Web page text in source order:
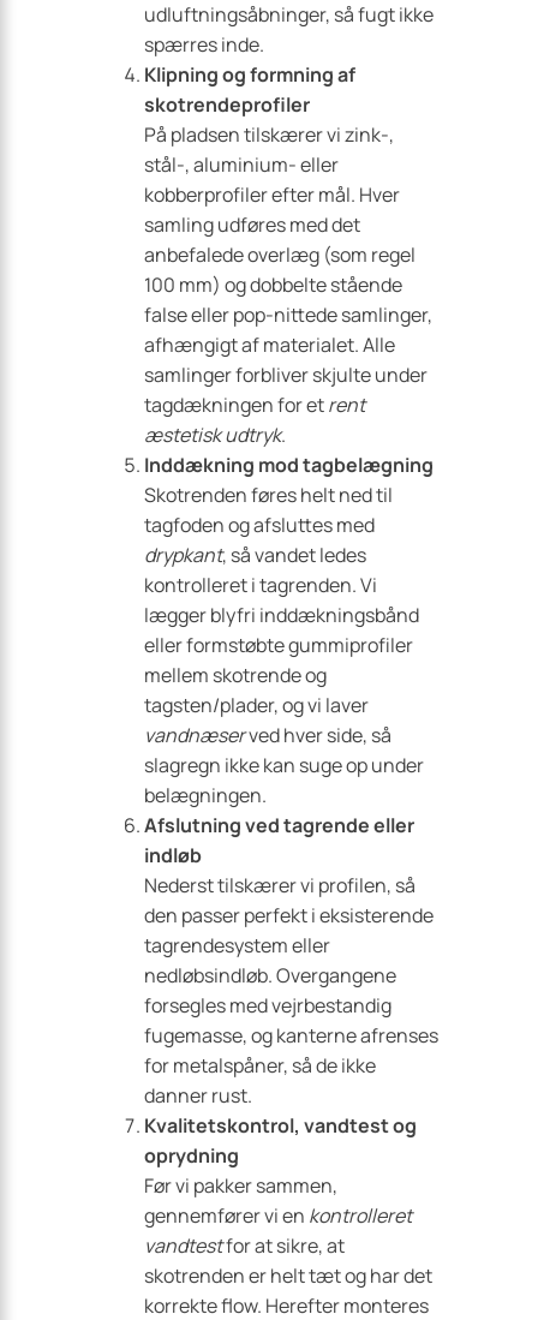
udluftningsåbninger, så fugt ikke
spærres inde.
Klipning og formning af
skotrendeprofiler
På pladsen tilskærer vi zink-,
stål-, aluminium- eller
kobberprofiler efter mål. Hver
samling udføres med det
anbefalede overlæg (som regel
100 mm) og dobbelte stående
false eller pop-nittede samlinger,
afhængigt af materialet. Alle
samlinger forbliver skjulte under
tagdækningen for etrent
æstetisk udtryk.
Inddækning mod tagbelægning
Skotrenden føres helt ned til
tagfoden og afsluttes med
drypkant, så vandet ledes
kontrolleret i tagrenden. Vi
lægger blyfri inddækningsbånd
eller formstøbte gummiprofiler
mellem skotrende og
tagsten/plader, og vi laver
vandnæserved hver side, så
slagregn ikke kan suge op under
belægningen.
Afslutning ved tagrende eller
indløb
Nederst tilskærer vi profilen, så
den passer perfekt i eksisterende
tagrendesystem eller
nedløbsindløb. Overgangene
forsegles med vejrbestandig
fugemasse, og kanterne afrenses
for metalspåner, så de ikke
danner rust.
Kvalitetskontrol, vandtest og
oprydning
Før vi pakker sammen,
gennemfører vi en kontrolleret
vandtestfor at sikre, at
skotrenden er helt tæt og har det
korrekte flow. Herefter monteres